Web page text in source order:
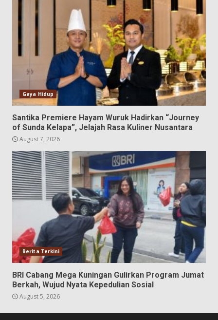
Gaya Hidup
Santika Premiere Hayam Wuruk Hadirkan “Journey
of Sunda Kelapa”, Jelajah Rasa Kuliner Nusantara
August 7, 2026
Berita Terkini
BRI Cabang Mega Kuningan Gulirkan Program Jumat
Berkah, Wujud Nyata Kepedulian Sosial
August 5, 2026